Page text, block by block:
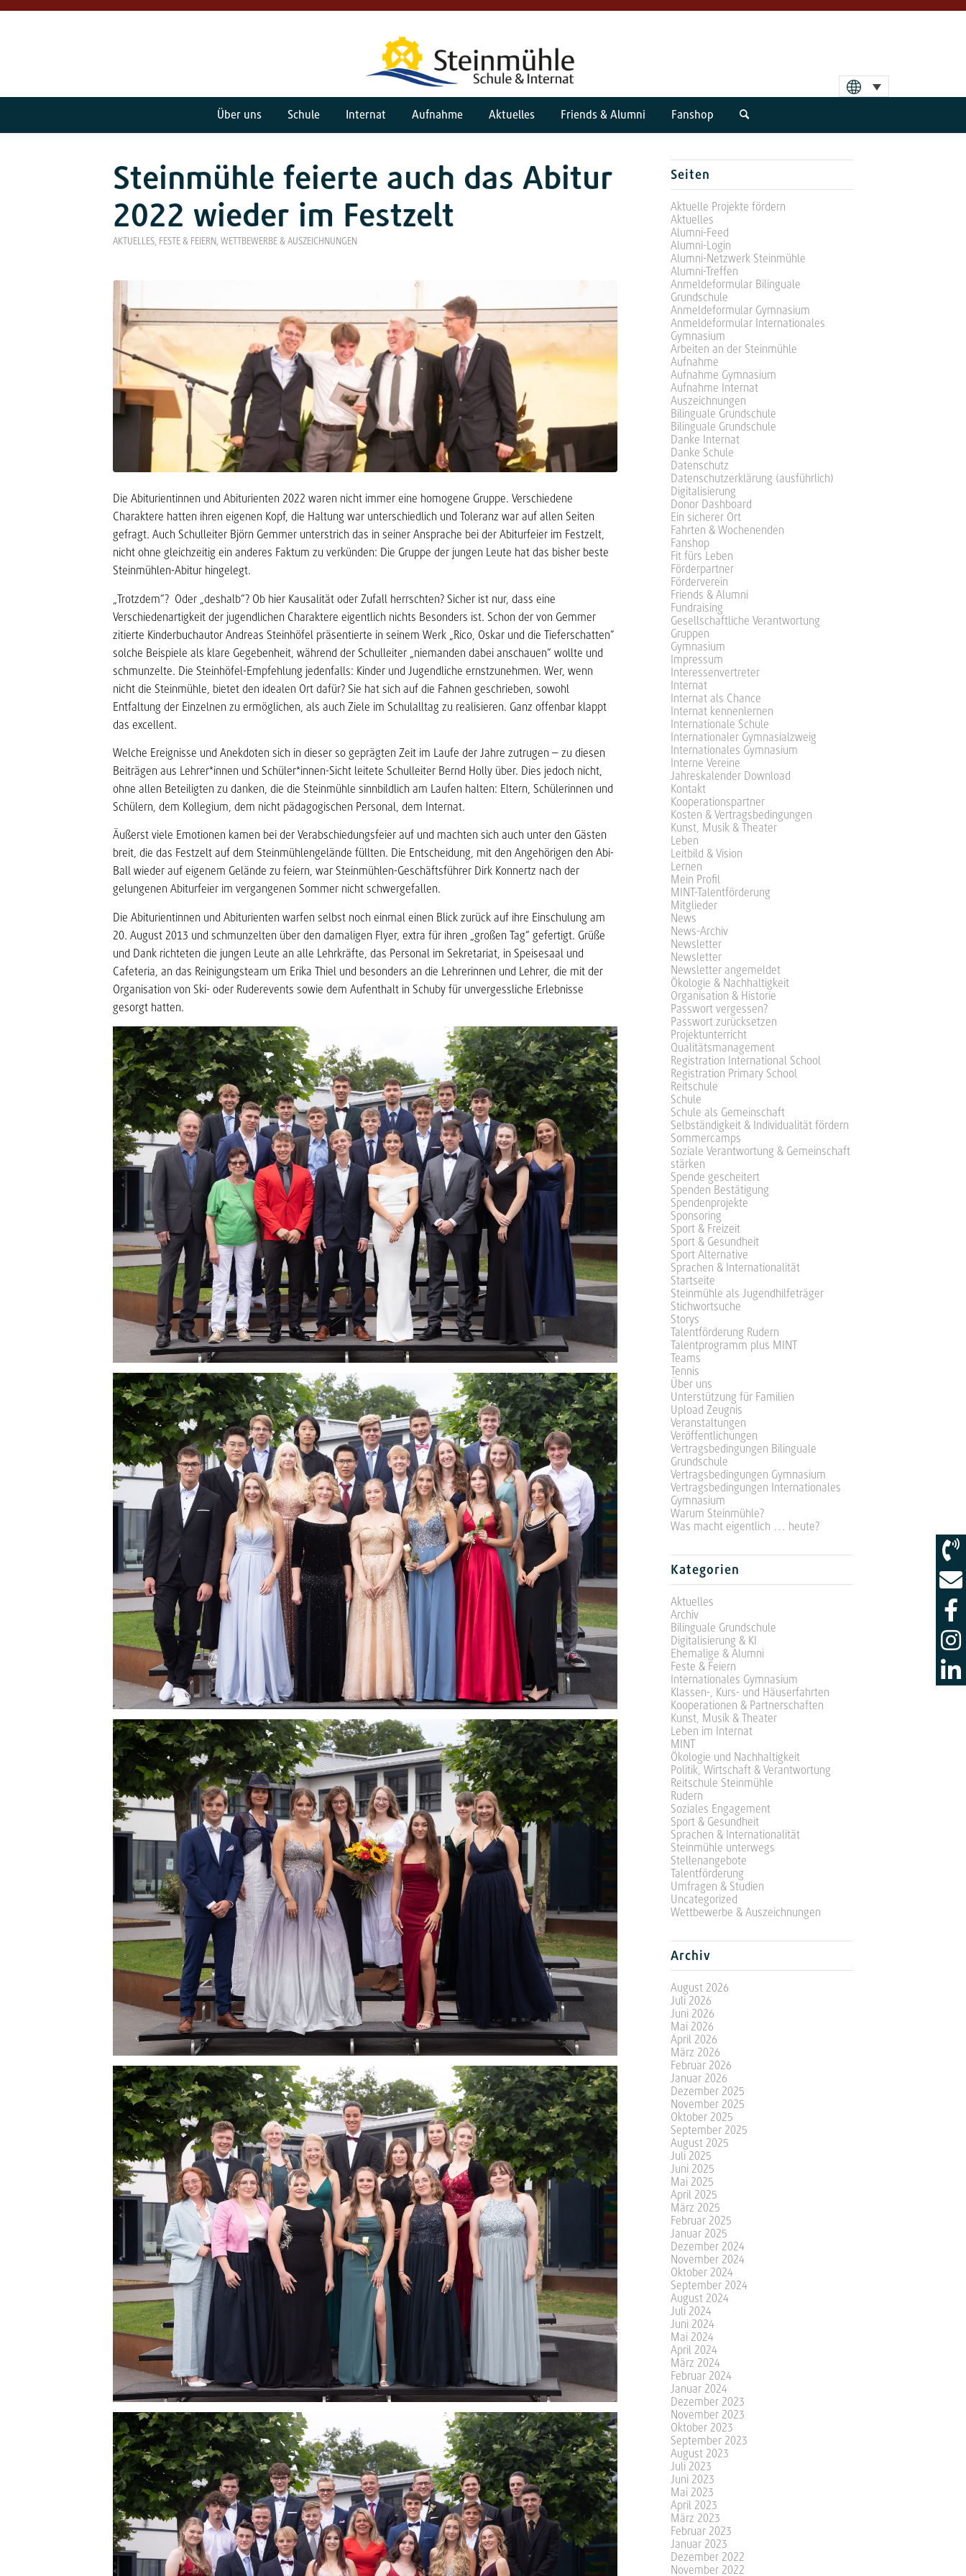
Über uns Schule Internat Aufnahme Aktuelles Friends & Alumni Fanshop
Steinmühle feierte auch das Abitur
2022 wieder im Festzelt
AKTUELLES, FESTE & FEIERN, WETTBEWERBE & AUSZEICHNUNGEN
Die Abiturientinnen und Abiturienten 2022 waren nicht immer eine homogene Gruppe. Verschiedene
Charaktere hatten ihren eigenen Kopf, die Haltung war unterschiedlich und Toleranz war auf allen Seiten
gefragt. Auch Schulleiter Björn Gemmer unterstrich das in seiner Ansprache bei der Abiturfeier im Festzelt,
nicht ohne gleichzeitig ein anderes Faktum zu verkünden: Die Gruppe der jungen Leute hat das bisher beste
Steinmühlen-Abitur hingelegt.
„Trotzdem“? Oder „deshalb“? Ob hier Kausalität oder Zufall herrschten? Sicher ist nur, dass eine
Verschiedenartigkeit der jugendlichen Charaktere eigentlich nichts Besonders ist. Schon der von Gemmer
zitierte Kinderbuchautor Andreas Steinhöfel präsentierte in seinem Werk „Rico, Oskar und die Tieferschatten“
solche Beispiele als klare Gegebenheit, während der Schulleiter „niemanden dabei anschauen“ wollte und
schmunzelte. Die Steinhöfel-Empfehlung jedenfalls: Kinder und Jugendliche ernstzunehmen. Wer, wenn
nicht die Steinmühle, bietet den idealen Ort dafür? Sie hat sich auf die Fahnen geschrieben, sowohl
Entfaltung der Einzelnen zu ermöglichen, als auch Ziele im Schulalltag zu realisieren. Ganz offenbar klappt
das excellent.
Welche Ereignisse und Anekdoten sich in dieser so geprägten Zeit im Laufe der Jahre zutrugen – zu diesen
Beiträgen aus Lehrer*innen und Schüler*innen-Sicht leitete Schulleiter Bernd Holly über. Dies jedoch nicht,
ohne allen Beteiligten zu danken, die die Steinmühle sinnbildlich am Laufen halten: Eltern, Schülerinnen und
Schülern, dem Kollegium, dem nicht pädagogischen Personal, dem Internat.
Äußerst viele Emotionen kamen bei der Verabschiedungsfeier auf und machten sich auch unter den Gästen
breit, die das Festzelt auf dem Steinmühlengelände füllten. Die Entscheidung, mit den Angehörigen den Abi-
Ball wieder auf eigenem Gelände zu feiern, war Steinmühlen-Geschäftsführer Dirk Konnertz nach der
gelungenen Abiturfeier im vergangenen Sommer nicht schwergefallen.
Die Abiturientinnen und Abiturienten warfen selbst noch einmal einen Blick zurück auf ihre Einschulung am
20. August 2013 und schmunzelten über den damaligen Flyer, extra für ihren „großen Tag“ gefertigt. Grüße
und Dank richteten die jungen Leute an alle Lehrkräfte, das Personal im Sekretariat, in Speisesaal und
Cafeteria, an das Reinigungsteam um Erika Thiel und besonders an die Lehrerinnen und Lehrer, die mit der
Organisation von Ski- oder Ruderevents sowie dem Aufenthalt in Schuby für unvergessliche Erlebnisse
gesorgt hatten.
Seiten
Aktuelle Projekte fördern
Aktuelles
Alumni-Feed
Alumni-Login
Alumni-Netzwerk Steinmühle
Alumni-Treffen
Anmeldeformular Bilinguale
Grundschule
Anmeldeformular Gymnasium
Anmeldeformular Internationales
Gymnasium
Arbeiten an der Steinmühle
Aufnahme
Aufnahme Gymnasium
Aufnahme Internat
Auszeichnungen
Bilinguale Grundschule
Bilinguale Grundschule
Danke Internat
Danke Schule
Datenschutz
Datenschutzerklärung (ausführlich)
Digitalisierung
Donor Dashboard
Ein sicherer Ort
Fahrten & Wochenenden
Fanshop
Fit fürs Leben
Förderpartner
Förderverein
Friends & Alumni
Fundraising
Gesellschaftliche Verantwortung
Gruppen
Gymnasium
Impressum
Interessenvertreter
Internat
Internat als Chance
Internat kennenlernen
Internationale Schule
Internationaler Gymnasialzweig
Internationales Gymnasium
Interne Vereine
Jahreskalender Download
Kontakt
Kooperationspartner
Kosten & Vertragsbedingungen
Kunst, Musik & Theater
Leben
Leitbild & Vision
Lernen
Mein Profil
MINT-Talentförderung
Mitglieder
News
News-Archiv
Newsletter
Newsletter
Newsletter angemeldet
Ökologie & Nachhaltigkeit
Organisation & Historie
Passwort vergessen?
Passwort zurücksetzen
Projektunterricht
Qualitätsmanagement
Registration International School
Registration Primary School
Reitschule
Schule
Schule als Gemeinschaft
Selbständigkeit & Individualität fördern
Sommercamps
Soziale Verantwortung & Gemeinschaft
stärken
Spende gescheitert
Spenden Bestätigung
Spendenprojekte
Sponsoring
Sport & Freizeit
Sport & Gesundheit
Sport Alternative
Sprachen & Internationalität
Startseite
Steinmühle als Jugendhilfeträger
Stichwortsuche
Storys
Talentförderung Rudern
Talentprogramm plus MINT
Teams
Tennis
Über uns
Unterstützung für Familien
Upload Zeugnis
Veranstaltungen
Veröffentlichungen
Vertragsbedingungen Bilinguale
Grundschule
Vertragsbedingungen Gymnasium
Vertragsbedingungen Internationales
Gymnasium
Warum Steinmühle?
Was macht eigentlich … heute?
Kategorien
Aktuelles
Archiv
Bilinguale Grundschule
Digitalisierung & KI
Ehemalige & Alumni
Feste & Feiern
Internationales Gymnasium
Klassen-, Kurs- und Häuserfahrten
Kooperationen & Partnerschaften
Kunst, Musik & Theater
Leben im Internat
MINT
Ökologie und Nachhaltigkeit
Politik, Wirtschaft & Verantwortung
Reitschule Steinmühle
Rudern
Soziales Engagement
Sport & Gesundheit
Sprachen & Internationalität
Steinmühle unterwegs
Stellenangebote
Talentförderung
Umfragen & Studien
Uncategorized
Wettbewerbe & Auszeichnungen
Archiv
August 2026
Juli 2026
Juni 2026
Mai 2026
April 2026
März 2026
Februar 2026
Januar 2026
Dezember 2025
November 2025
Oktober 2025
September 2025
August 2025
Juli 2025
Juni 2025
Mai 2025
April 2025
März 2025
Februar 2025
Januar 2025
Dezember 2024
November 2024
Oktober 2024
September 2024
August 2024
Juli 2024
Juni 2024
Mai 2024
April 2024
März 2024
Februar 2024
Januar 2024
Dezember 2023
November 2023
Oktober 2023
September 2023
August 2023
Juli 2023
Juni 2023
Mai 2023
April 2023
März 2023
Februar 2023
Januar 2023
Dezember 2022
November 2022